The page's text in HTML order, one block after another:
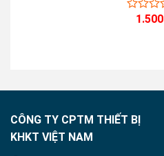
1.500
CÔNG TY CPTM THIẾT BỊ
KHKT VIỆT NAM